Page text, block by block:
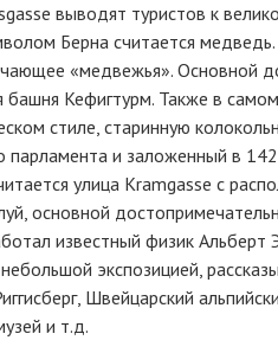
выводят туристов к
Берна считается
«медвежья». Основной
Кефигтурм. Также в
стиле, старинную
парламента и заложенный в
улица Kramgasse с
основной
известный физик
экспозицией,
Швейцарский
и т.д.